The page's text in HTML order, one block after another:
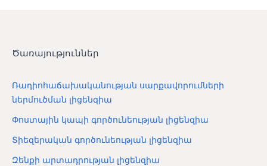
Ծառայություններ
Ռադիոհաճախականության սարքավորումների
ներմուծման լիցենզիա
Փոստային կապի գործունեության լիցենզիա
Տիեզերական գործունեության լիցենզիա
Զենքի արտադրության լիցենզիա